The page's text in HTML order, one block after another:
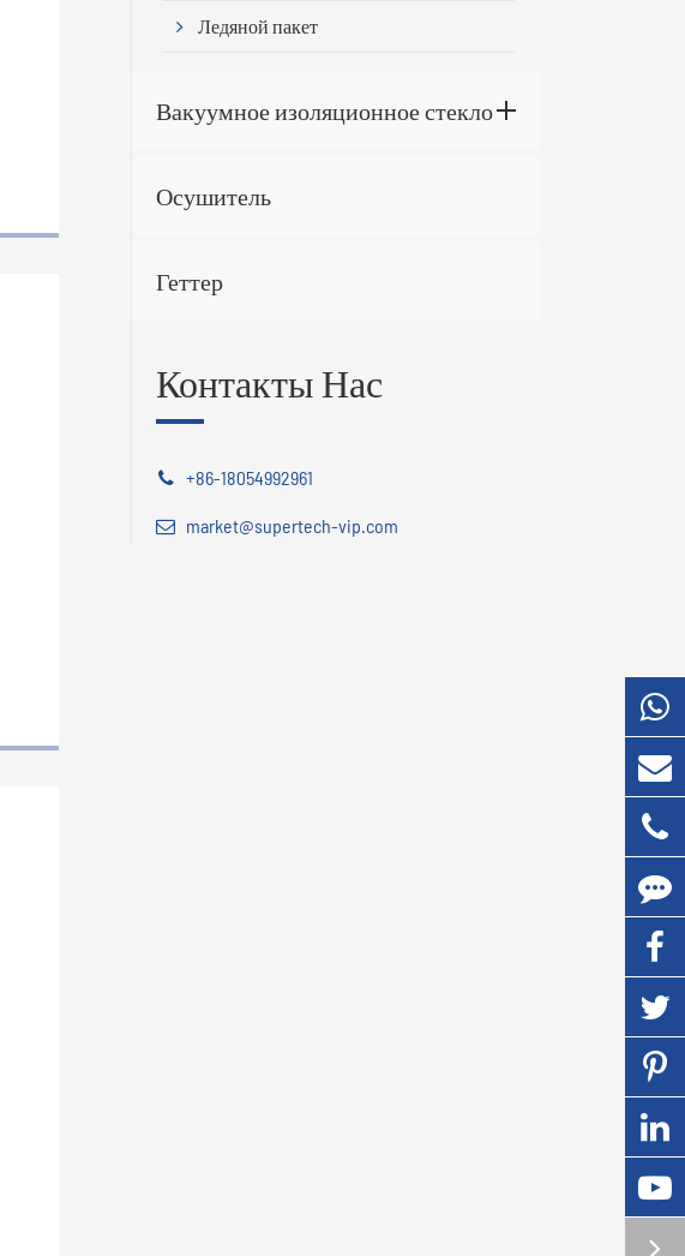
Ледяной пакет
Вакуумное изоляционное стекло
Осушитель
Геттер
Контакты Нас
+86-18054992961
market@supertech-vip.com